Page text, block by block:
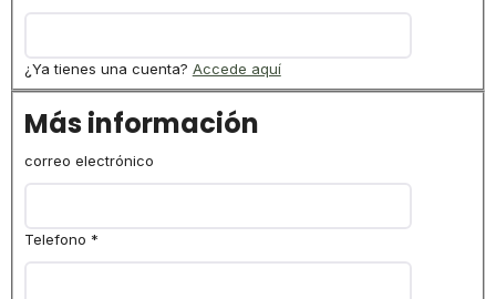
¿Ya tienes una cuenta? Accede aquí
Más información
correo electrónico
Telefono *